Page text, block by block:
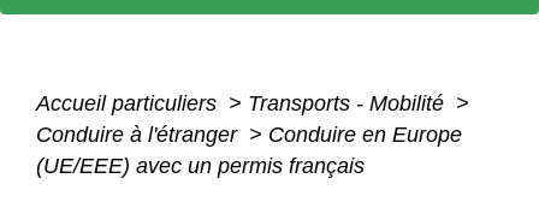
Accueil particuliers > Transports - Mobilité >
Conduire à l'étranger > Conduire en Europe
(UE/EEE) avec un permis français